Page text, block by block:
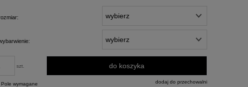
szt. do koszyka
dodaj do przechowalni
Pole wymagane